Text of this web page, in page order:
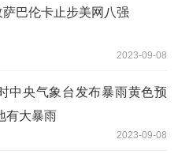
巴伦卡止步美网八强
2023-09-08
中央气象台发布暴雨黄色预
有大暴雨
2023-09-08